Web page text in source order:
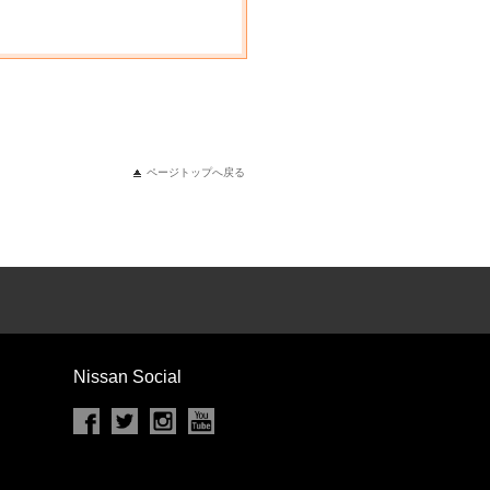
ページトップへ戻る
Nissan Social